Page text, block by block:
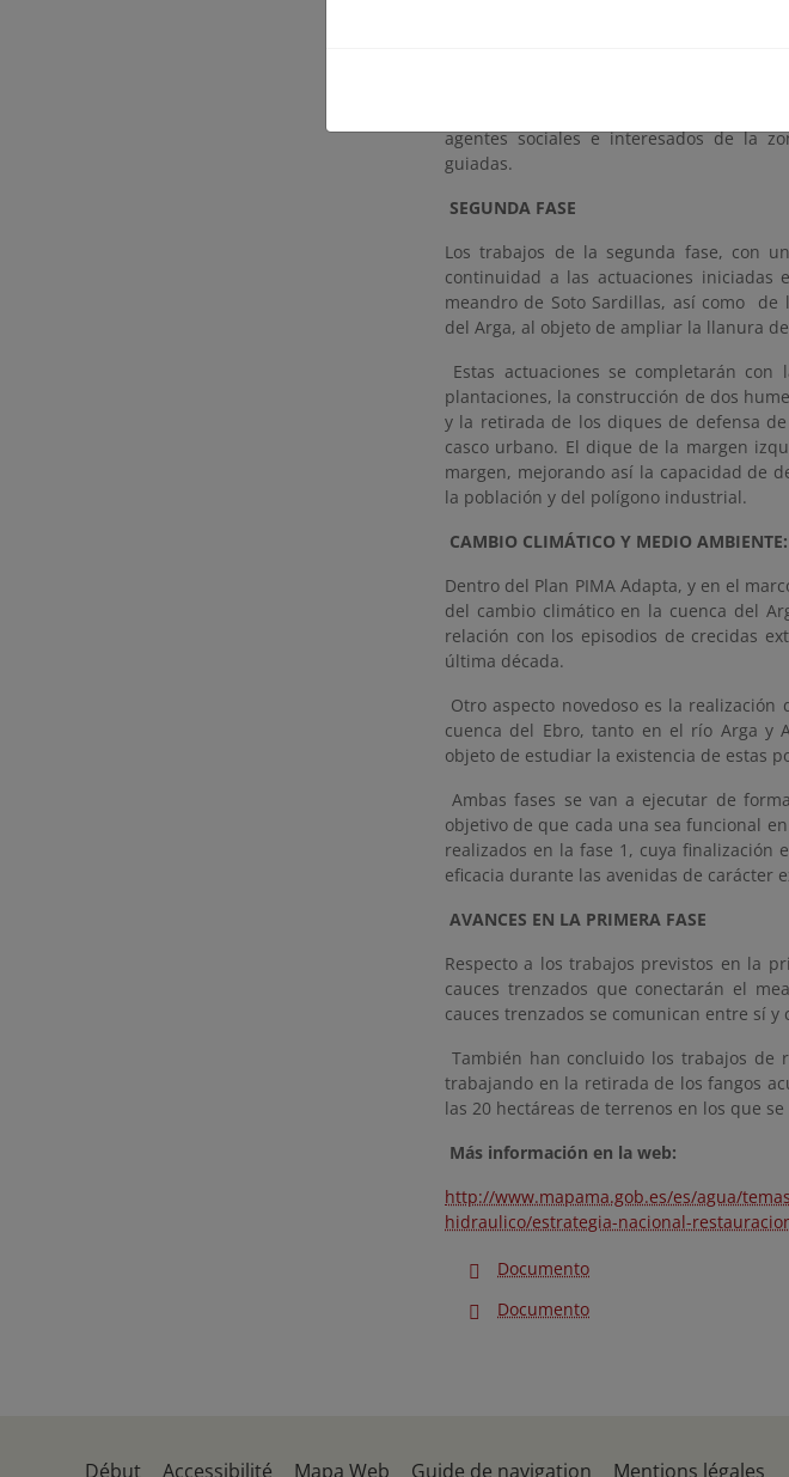
financiada por el Ministerio, para su
del Ayuntamiento de Funes, sin los
Igualmente el proyecto está avalado
agentes sociales e interesados de la
guiadas.
SEGUNDA FASE
Los trabajos de la segunda fase, con
continuidad a las actuaciones
meandro de Soto Sardillas, así como
de
del Arga, al objeto de ampliar la llanura
Estas actuaciones se completarán
plantaciones, la construcción de dos
y la retirada de los diques de defensa
casco urbano. El dique de la margen
margen, mejorando así la capacidad de
la población y del polígono industrial.
CAMBIO CLIMÁTICO Y MEDIO
Dentro del Plan PIMA Adapta, y en el
del cambio climático en la cuenca del
relación con los episodios de crecidas
última década.
Otro aspecto novedoso es la
cuenca del Ebro, tanto en el río Arga y
objeto de estudiar la existencia de estas
Ambas fases se van a ejecutar de
objetivo de que cada una sea funcional
realizados en la fase 1, cuya finalización
eficacia durante las avenidas de carácter
AVANCES EN LA PRIMERA FASE
Respecto a los trabajos previstos en la
cauces trenzados que conectarán el
cauces trenzados se comunican entre sí
También han concluido los trabajos de
trabajando en la retirada de los fangos
las 20 hectáreas de terrenos en los que
Más información en la web:
http://www.mapama.gob.es/es/agua/
hidraulico/estrategia-nacional-
Documento
Documento
Début Accessibilité Mapa Web Guide de navigation Mentions légales